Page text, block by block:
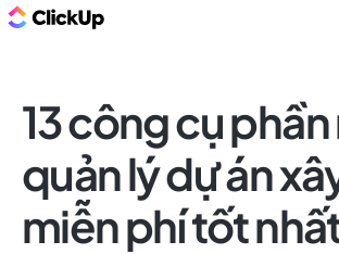
13 công cụ
quản lý dự án
miễn phí tốt